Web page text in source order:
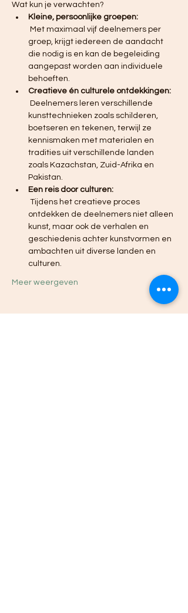
Wat kun je verwachten?
Kleine, persoonlijke groepen:
groep, krijgt iedereen de aandacht
die nodig is en kan de begeleiding
aangepast worden aan individuele
behoeften.
Creatieve én culturele ontdekkingen:
kunsttechnieken zoals schilderen,
boetseren en tekenen, terwijl ze
kennismaken met materialen en
tradities uit verschillende landen
zoals Kazachstan, Zuid-Afrika en
Pakistan.
Een reis door culturen:
ontdekken de deelnemers niet alleen
kunst, maar ook de verhalen en
geschiedenis achter kunstvormen en
ambachten uit diverse landen en
culturen.
Meer weergeven